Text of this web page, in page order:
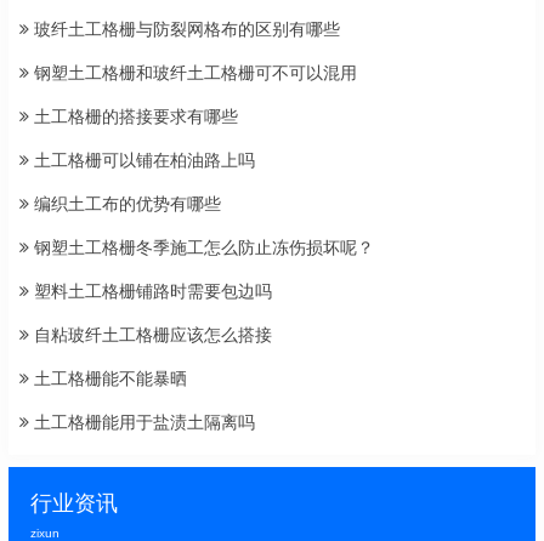
玻纤土工格栅与防裂网格布的区别有哪些
钢塑土工格栅和玻纤土工格栅可不可以混用
土工格栅的搭接要求有哪些
土工格栅可以铺在柏油路上吗
编织土工布的优势有哪些
钢塑土工格栅冬季施工怎么防止冻伤损坏呢？
塑料土工格栅铺路时需要包边吗
自粘玻纤土工格栅应该怎么搭接
土工格栅能不能暴晒
土工格栅能用于盐渍土隔离吗
行业资讯
zixun